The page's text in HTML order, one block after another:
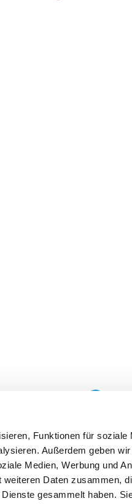
Funktionen für soziale
Außerdem geben
Medien, Werbung und
Daten zusammen,
gesammelt haben.